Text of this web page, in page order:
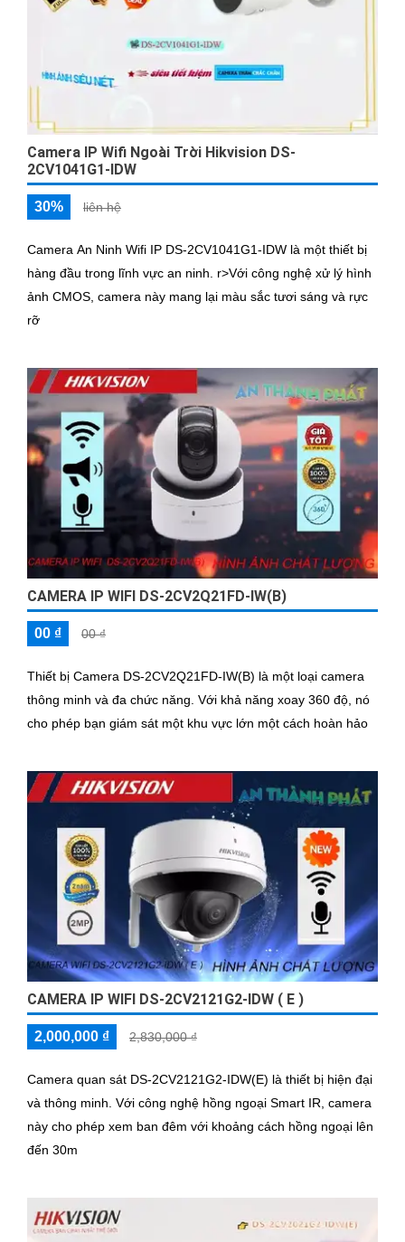
Camera IP Wifi Ngoài Trời Hikvision DS-
2CV1041G1-IDW
30% liên hệ
Camera An Ninh Wifi IP DS-2CV1041G1-IDW là một thiết bị
hàng đầu trong lĩnh vực an ninh. r>Với công nghệ xử lý hình
ảnh CMOS, camera này mang lại màu sắc tươi sáng và rực
rỡ
CAMERA IP WIFI DS-2CV2Q21FD-IW(B)
00 ₫ 00 ₫
Thiết bị Camera DS-2CV2Q21FD-IW(B) là một loại camera
thông minh và đa chức năng. Với khả năng xoay 360 độ, nó
cho phép bạn giám sát một khu vực lớn một cách hoàn hảo
CAMERA IP WIFI DS-2CV2121G2-IDW ( E )
2,000,000 ₫ 2,830,000 ₫
Camera quan sát DS-2CV2121G2-IDW(E) là thiết bị hiện đại
và thông minh. Với công nghệ hồng ngoại Smart IR, camera
này cho phép xem ban đêm với khoảng cách hồng ngoại lên
đến 30m